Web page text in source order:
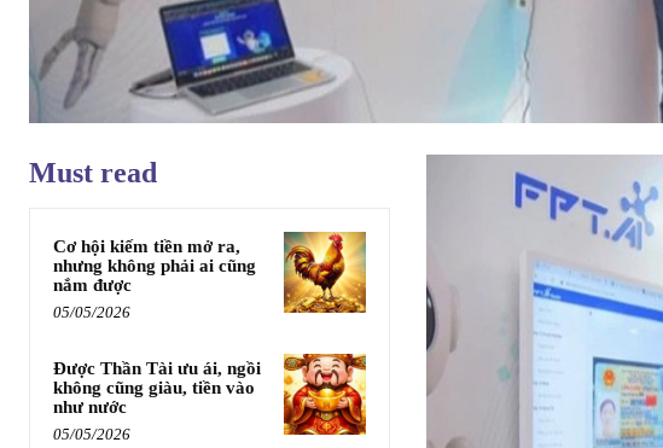
Must read
Cơ hội kiếm tiền mở ra,
nhưng không phải ai cũng
nắm được
05/05/2026
Được Thần Tài ưu ái, ngồi
không cũng giàu, tiền vào
như nước
05/05/2026